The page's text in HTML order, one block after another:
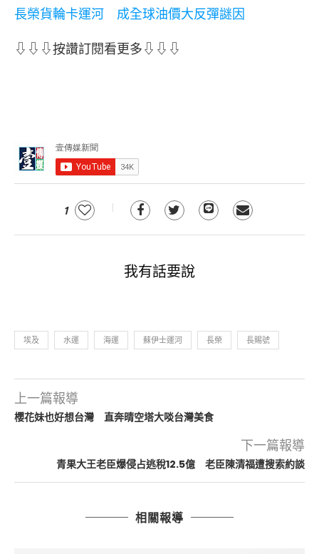
長榮貨輪卡運河 成全球油價大反彈謎因
⇩⇩⇩按讚訂閱看更多⇩⇩⇩
1
我有話要說
埃及 水運 海運 蘇伊士運河 長榮 長賜號
上一篇報導
櫻花妹也好想台灣 直奔晴空塔大啖台灣美食
下一篇報導
青果大王老臣爆侵占逃稅12.5億 老臣陳清福遭搜索約談
相關報導